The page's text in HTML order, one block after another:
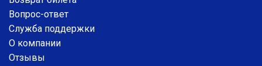
Вопрос-ответ
Служба поддержки
О компании
Отзывы